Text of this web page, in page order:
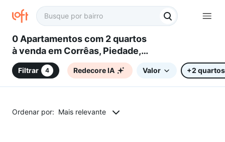
0 Apartamentos com 2 quartos
à venda em Corrêas, Piedade,
SP
Filtrar 4 Redecore IA Valor +2 quartos
Ordenar por: Mais relevante